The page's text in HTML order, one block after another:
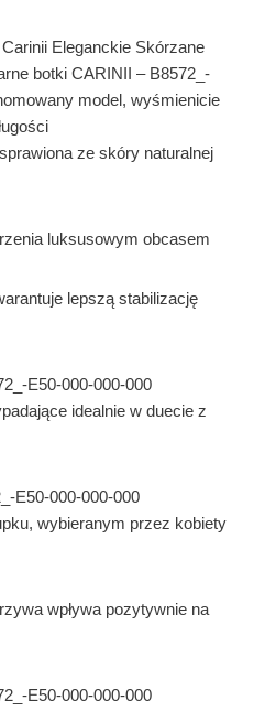
Eleganckie Skórzane
botki CARINII – B8572_-
model, wyśmienicie
ze skóry naturalnej
luksusowym obcasem
lepszą stabilizację
E50-000-000-000
idealnie w duecie z
E50-000-000-000
wybieranym przez kobiety
wpływa pozytywnie na
E50-000-000-000